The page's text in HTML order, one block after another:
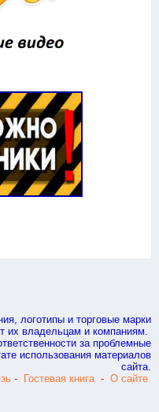
логотипы и торговые марки
их владельцам и компаниям.
за проблемные
использования материалов
сайта.
- Гостевая книга - О сайте